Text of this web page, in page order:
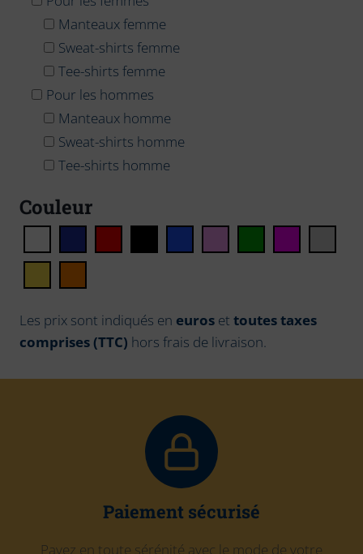
Manteaux femme
Sweat-shirts femme
Tee-shirts femme
Pour les hommes
Manteaux homme
Sweat-shirts homme
Tee-shirts homme
Couleur
Les prix sont indiqués en euros et toutes taxes
comprises (TTC) hors frais de livraison.
Paiement sécurisé
Payez en toute sérénité avec le mode de votre